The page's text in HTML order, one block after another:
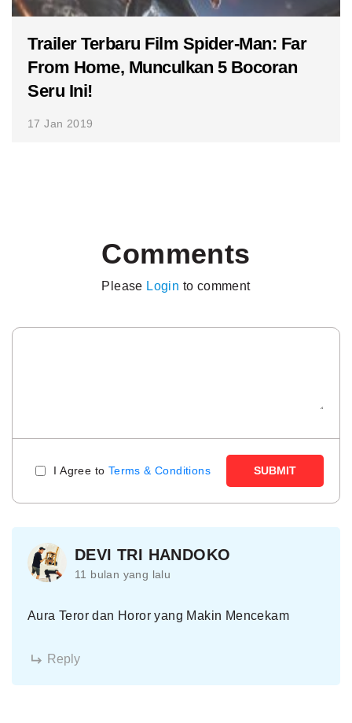
Trailer Terbaru Film Spider-Man: Far
From Home, Munculkan 5 Bocoran
Seru Ini!
17 Jan 2019
Comments
Please Login to comment
I Agree to Terms & Conditions SUBMIT
DEVI TRI HANDOKO
11 bulan yang lalu
Aura Teror dan Horor yang Makin Mencekam
Reply